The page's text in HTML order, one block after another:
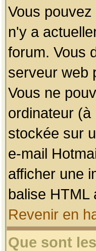
Vous
n'y a
forum. Vous
serveur web
Vous ne
ordinateur
stockée sur
e-mail
afficher une
balise HTML
Revenir en
Que sont